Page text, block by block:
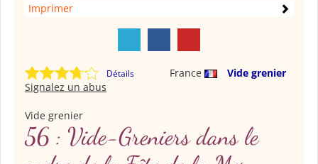
Imprimer
Détails France
Vide grenier
Signalez un abus
Vide grenier
56 : Vide-Greniers dans le